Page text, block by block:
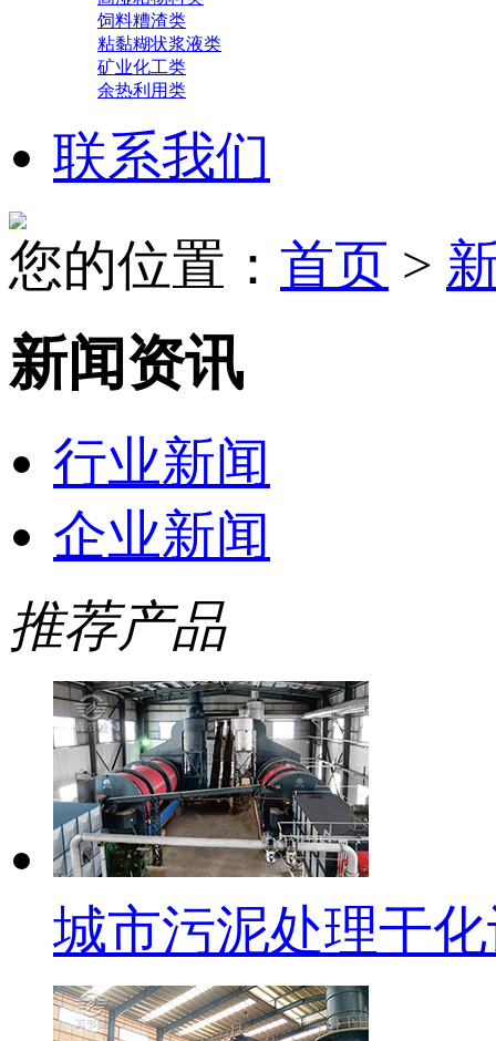
饲料糟渣类
粘黏糊状浆液类
矿业化工类
余热利用类
联系我们
您的位置： 首页 >
新闻资讯
行业新闻
企业新闻
推荐产品
城市污泥处理干